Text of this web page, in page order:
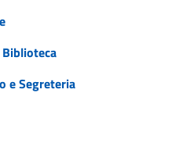
e Segreteria